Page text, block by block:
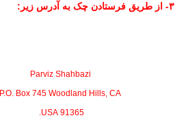
۳- از طریق فرستادن چک به آدرس زیر:
Parviz Shahbazi
P.O. Box 745 Woodland Hills, CA
91365 USA.